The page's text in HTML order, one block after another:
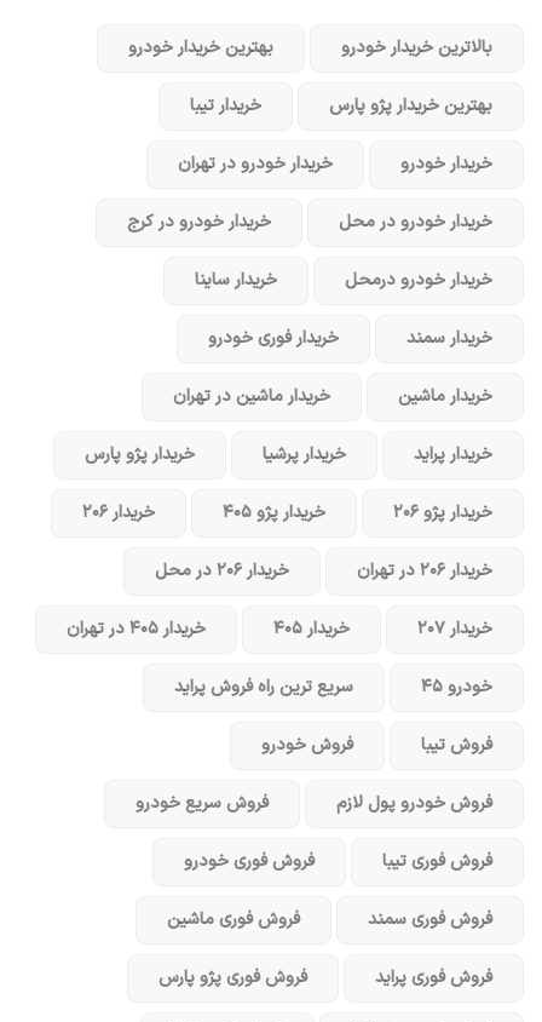
بالاترین خریدار خودرو بهترین خریدار خودرو
بهترین خریدار پژو پارس خریدار تیبا
خریدار خودرو خریدار خودرو در تهران
خریدار خودرو در محل خریدار خودرو در کرج
خریدار خودرو در‌محل خریدار ساینا
خریدار سمند خریدار فوری خودرو
خریدار ماشین خریدار ماشین در تهران
خریدار پراید خریدار پرشیا خریدار پژو پارس
خریدار پژو ۲۰۶ خریدار پژو ۴۰۵ خریدار ۲۰۶
خریدار ۲۰۶ در تهران خریدار ۲۰۶ در محل
خریدار ۲۰۷ خریدار ۴۰۵ خریدار ۴۰۵ در تهران
خودرو ۴۵ سریع ترین راه فروش پراید
فروش تیبا فروش خودرو
فروش خودرو پول لازم فروش سریع خودرو
فروش فوری تیبا فروش فوری خودرو
فروش فوری سمند فروش فوری ماشین
فروش فوری پراید فروش فوری پژو پارس